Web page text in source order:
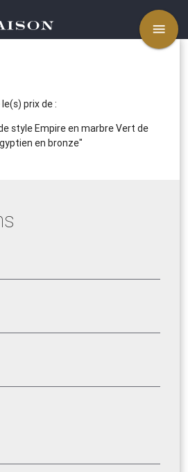
menu
prix de :
style Empire en marbre Vert de
en bronze"